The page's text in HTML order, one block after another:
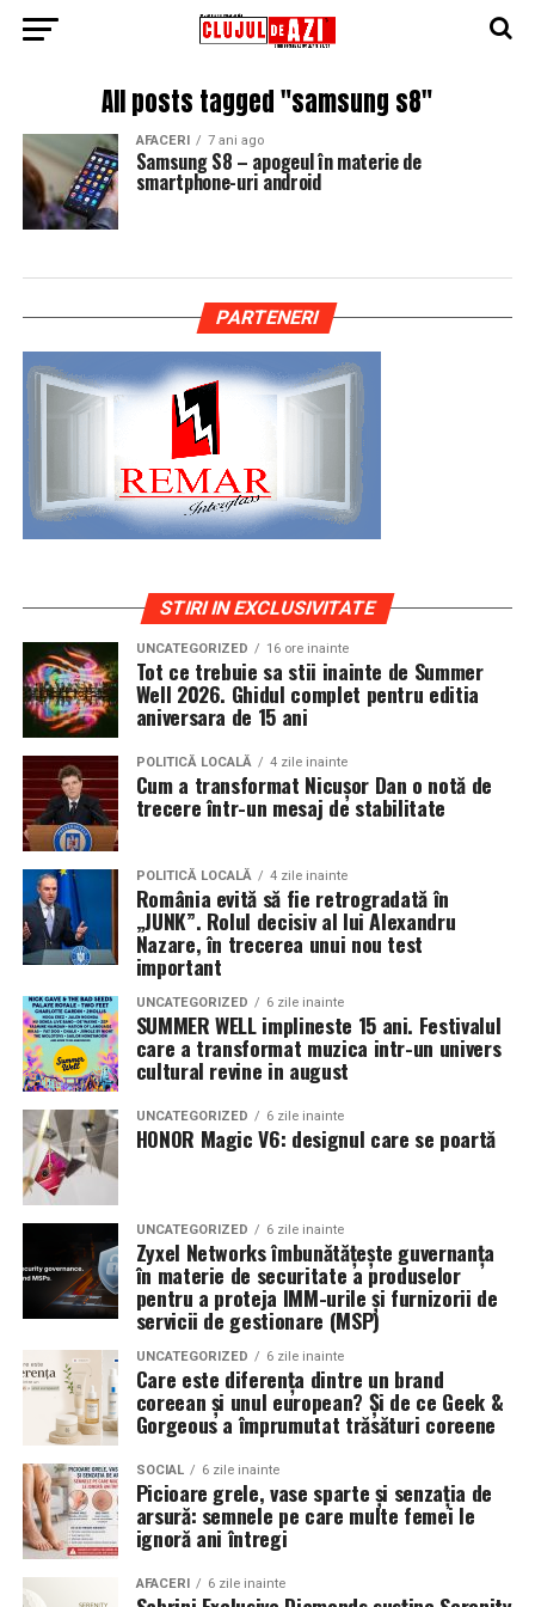
All posts tagged "samsung s8"
AFACERI 7 ani ago
Samsung S8 – apogeul în materie de
smartphone-uri android
PARTENERI
STIRI IN EXCLUSIVITATE
UNCATEGORIZED 16 ore inainte
Tot ce trebuie sa stii inainte de Summer
Well 2026. Ghidul complet pentru editia
aniversara de 15 ani
POLITICĂ LOCALĂ 4 zile inainte
Cum a transformat Nicușor Dan o notă de
trecere într-un mesaj de stabilitate
POLITICĂ LOCALĂ 4 zile inainte
România evită să fie retrogradată în
„JUNK”. Rolul decisiv al lui Alexandru
Nazare, în trecerea unui nou test
important
UNCATEGORIZED 6 zile inainte
SUMMER WELL implineste 15 ani. Festivalul
care a transformat muzica intr-un univers
cultural revine in august
UNCATEGORIZED 6 zile inainte
HONOR Magic V6: designul care se poartă
UNCATEGORIZED 6 zile inainte
Zyxel Networks îmbunătățește guvernanța
în materie de securitate a produselor
pentru a proteja IMM-urile și furnizorii de
servicii de gestionare (MSP)
UNCATEGORIZED 6 zile inainte
Care este diferența dintre un brand
coreean și unul european? Și de ce Geek &
Gorgeous a împrumutat trăsături coreene
SOCIAL 6 zile inainte
Picioare grele, vase sparte și senzația de
arsură: semnele pe care multe femei le
ignoră ani întregi
AFACERI 6 zile inainte